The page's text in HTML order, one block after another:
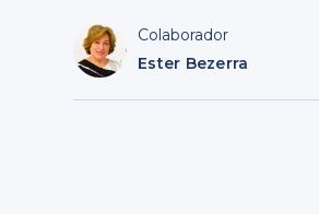
Colaborador
Ester Bezerra